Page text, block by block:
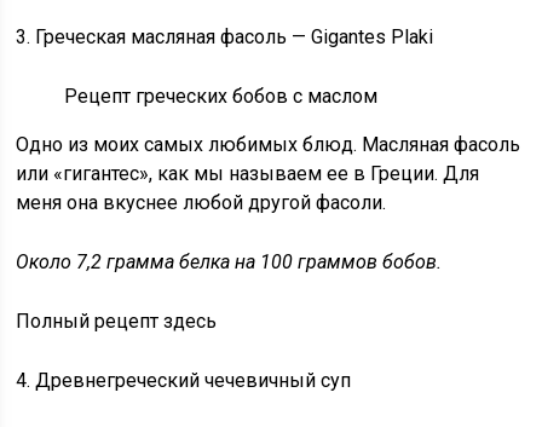
3. Греческая масляная фасоль — Gigantes Plaki
Рецепт греческих бобов с маслом
Одно из моих самых любимых блюд. Масляная фасоль
или «гигантес», как мы называем ее в Греции. Для
меня она вкуснее любой другой фасоли.
Около 7,2 грамма белка на 100 граммов бобов.
Полный рецепт здесь
4. Древнегреческий чечевичный суп